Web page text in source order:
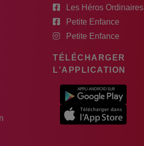
Les Héros Ordinaires
Petite Enfance
Petite Enfance
TÉLÉCHARGER
L'APPLICATION